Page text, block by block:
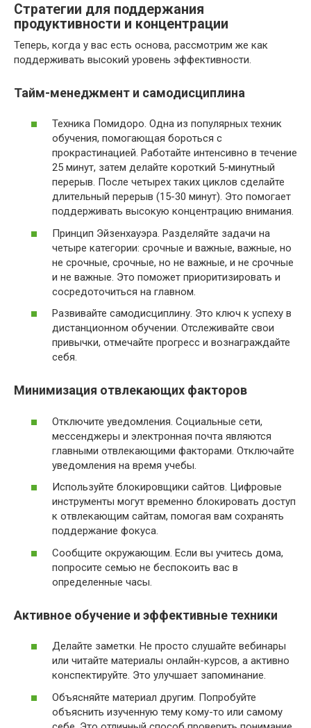
Стратегии для поддержания
продуктивности и концентрации
Теперь, когда у вас есть основа, рассмотрим же как
поддерживать высокий уровень эффективности.
Тайм-менеджмент и самодисциплина
Техника Помидоро. Одна из популярных техник
обучения, помогающая бороться с
прокрастинацией. Работайте интенсивно в течение
25 минут, затем делайте короткий 5-минутный
перерыв. После четырех таких циклов сделайте
длительный перерыв (15-30 минут). Это помогает
поддерживать высокую концентрацию внимания.
Принцип Эйзенхауэра. Разделяйте задачи на
четыре категории: срочные и важные, важные, но
не срочные, срочные, но не важные, и не срочные
и не важные. Это поможет приоритизировать и
сосредоточиться на главном.
Развивайте самодисциплину. Это ключ к успеху в
дистанционном обучении. Отслеживайте свои
привычки, отмечайте прогресс и вознаграждайте
себя.
Минимизация отвлекающих факторов
Отключите уведомления. Социальные сети,
мессенджеры и электронная почта являются
главными отвлекающими факторами. Отключайте
уведомления на время учебы.
Используйте блокировщики сайтов. Цифровые
инструменты могут временно блокировать доступ
к отвлекающим сайтам, помогая вам сохранять
поддержание фокуса.
Сообщите окружающим. Если вы учитесь дома,
попросите семью не беспокоить вас в
определенные часы.
Активное обучение и эффективные техники
Делайте заметки. Не просто слушайте вебинары
или читайте материалы онлайн-курсов, а активно
конспектируйте. Это улучшает запоминание.
Объясняйте материал другим. Попробуйте
объяснить изученную тему кому-то или самому